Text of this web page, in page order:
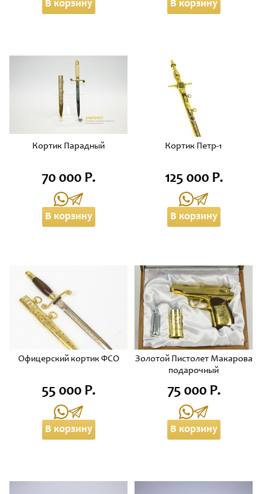
В корзину В корзину
Кортик Парадный
70 000 Р.
В корзину
Кортик Петр-1
125 000 Р.
В корзину
Офицерский кортик ФСО
55 000 Р.
В корзину
Золотой Пистолет Макарова
подарочный
75 000 Р.
В корзину